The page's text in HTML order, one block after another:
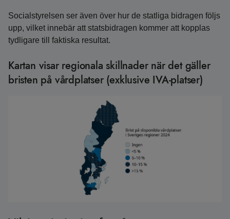
Socialstyrelsen ser även över hur de statliga bidragen följs
upp, vilket innebär att statsbidragen kommer att kopplas
tydligare till faktiska resultat.
Kartan visar regionala skillnader när det gäller
bristen på vårdplatser (exklusive IVA-platser)